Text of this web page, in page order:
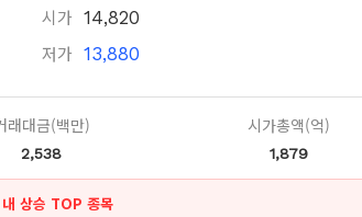
시가 14,820
저가 13,880
래대금(백만)
2,538
시가총액(억)
1,879
상승 TOP 종목